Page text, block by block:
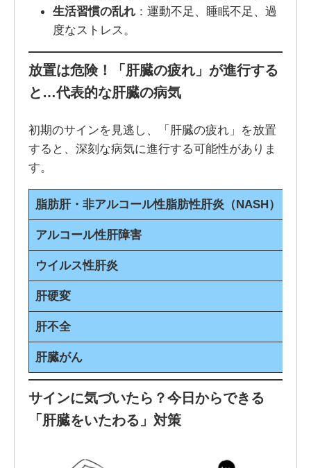
生活習慣の乱れ：運動不足、睡眠不足、過
度なストレス。
放置は危険！「肝臓の疲れ」が進行する
と…代表的な肝臓の病気
初期のサインを見逃し、「肝臓の疲れ」を放置
すると、深刻な病気に進行する可能性がありま
す。
脂肪肝・非アルコール性脂肪性肝炎（NASH）
アルコール性肝障害
ウイルス性肝炎
肝硬変
肝不全
肝臓がん
サインに気づいたら？今日からできる
「肝臓をいたわる」対策